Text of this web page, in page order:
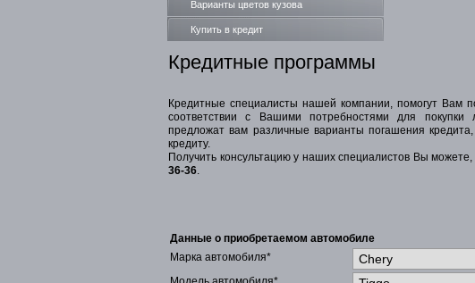
Варианты цветов кузова
Купить в кредит
Кредитные программы
Кредитные специалисты нашей компании, помогут Вам
соответствии с Вашими потребностями для
предложат вам различные варианты погашения
кредиту.
Получить консультацию у наших специалистов Вы
36-36.
Данные о приобретаемом автомобиле
Марка автомобиля*